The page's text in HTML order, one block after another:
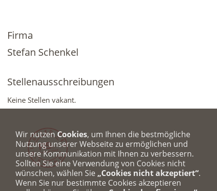
Firma
Stefan Schenkel
Stellenausschreibungen
Keine Stellen vakant.
Wir nutzenCookies, um Ihnen die bestmögliche
Nutzung unserer Webseite zu ermöglichen und
unsere Kommunikation mit Ihnen zu verbessern.
Sollten Sie eine Verwendung von Cookies nicht
wünschen, wählen Sie „Cookies nicht akzeptiert“.
Wenn Sie nur bestimmte Cookies akzeptieren